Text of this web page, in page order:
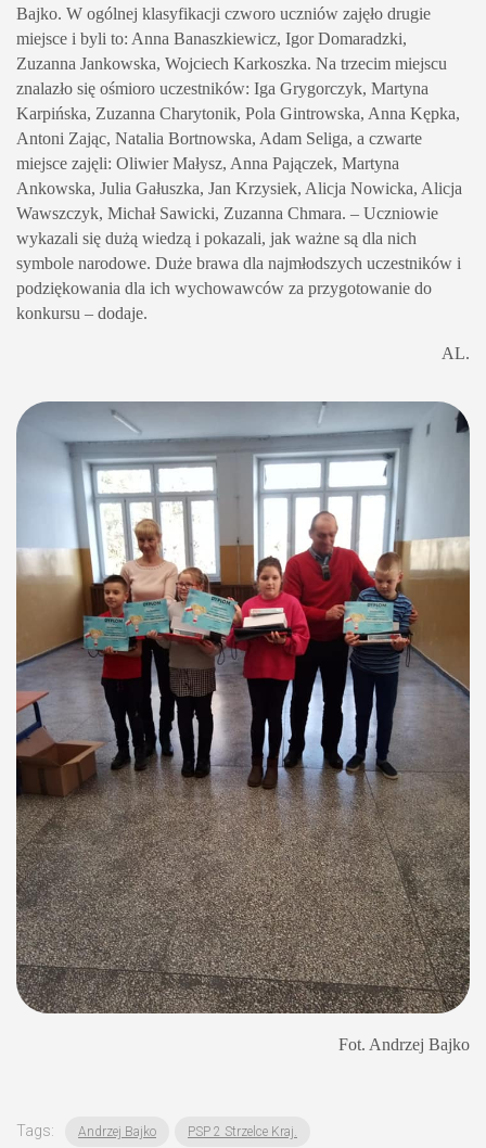
Bajko. W ogólnej klasyfikacji czworo uczniów zajęło drugie
miejsce i byli to: Anna Banaszkiewicz, Igor Domaradzki,
Zuzanna Jankowska, Wojciech Karkoszka. Na trzecim miejscu
znalazło się ośmioro uczestników: Iga Grygorczyk, Martyna
Karpińska, Zuzanna Charytonik, Pola Gintrowska, Anna Kępka,
Antoni Zając, Natalia Bortnowska, Adam Seliga, a czwarte
miejsce zajęli: Oliwier Małysz, Anna Pajączek, Martyna
Ankowska, Julia Gałuszka, Jan Krzysiek, Alicja Nowicka, Alicja
Wawszczyk, Michał Sawicki, Zuzanna Chmara. – Uczniowie
wykazali się dużą wiedzą i pokazali, jak ważne są dla nich
symbole narodowe. Duże brawa dla najmłodszych uczestników i
podziękowania dla ich wychowawców za przygotowanie do
konkursu – dodaje.
AL.
Fot. Andrzej Bajko
Tags: Andrzej Bajko PSP 2 Strzelce Kraj.